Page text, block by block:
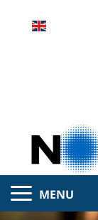
MENU